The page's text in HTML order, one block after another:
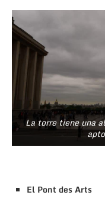
La torre tiene una
El Pont des Arts